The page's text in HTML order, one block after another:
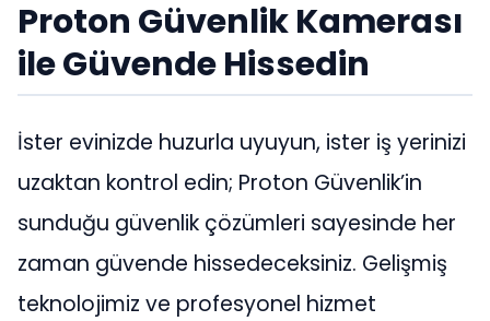
Proton Güvenlik Kamerası
ile Güvende Hissedin
İster evinizde huzurla uyuyun, ister iş yerinizi
uzaktan kontrol edin; Proton Güvenlik’in
sunduğu güvenlik çözümleri sayesinde her
zaman güvende hissedeceksiniz. Gelişmiş
teknolojimiz ve profesyonel hizmet